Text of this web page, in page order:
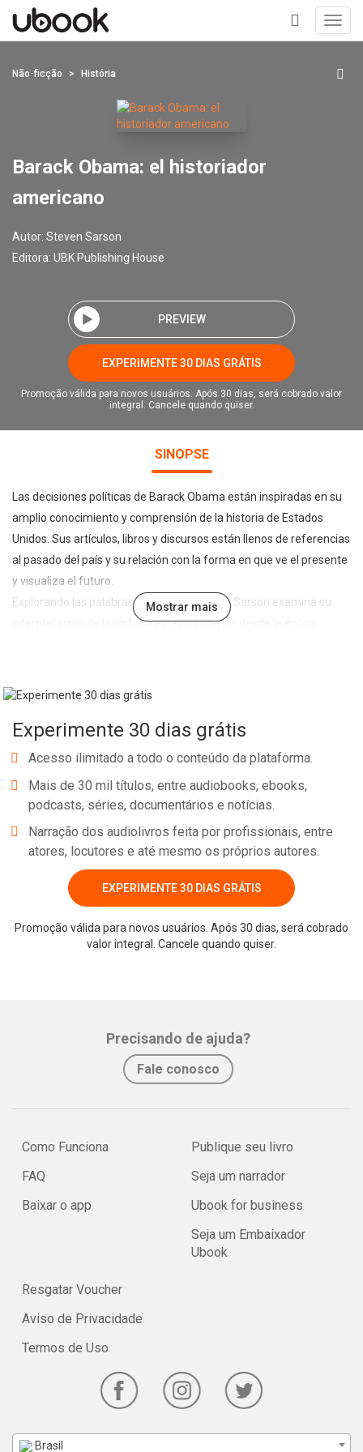
+
Não-ficção História
Barack Obama: el historiador
americano
Autor: Steven Sarson
Editora: UBK Publishing House
PREVIEW
EXPERIMENTE 30 DIAS GRÁTIS
Promoção válida para novos usuários. Após 30 dias, será cobrado valor
integral. Cancele quando quiser.
SINOPSE
Las decisiones políticas de Barack Obama están inspiradas en su
amplio conocimiento y comprensión de la historia de Estados
Unidos. Sus artículos, libros y discursos están llenos de referencias
al pasado del país y su relación con la forma en que ve el presente
y visualiza el futuro.
Explorando las palabras de Obama, Steven Sarson examina su
interpretación de la historia estadounidense desde la época
históricos y cualquier persona interesada en lo que sucede en los
Mostrar mais
Experimente 30 dias grátis
Acesso ilimitado a todo o conteúdo da plataforma.
Mais de 30 mil títulos, entre audiobooks, ebooks,
podcasts, séries, documentários e notícias.
Narração dos audiolivros feita por profissionais, entre
atores, locutores e até mesmo os próprios autores.
EXPERIMENTE 30 DIAS GRÁTIS
Promoção válida para novos usuários. Após 30 dias, será cobrado
valor integral. Cancele quando quiser.
Precisando de ajuda?
Fale conosco
Como Funciona
FAQ
Baixar o app
Publique seu livro
Seja um narrador
Ubook for business
Seja um Embaixador
Ubook
Resgatar Voucher
Aviso de Privacidade
Termos de Uso
Brasil
Whatsapp Facebook Twitter